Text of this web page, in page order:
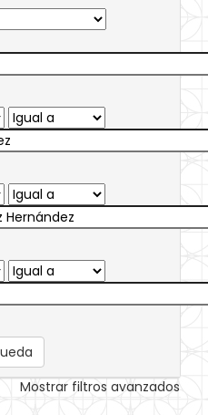
Mostrar filtros avanzados